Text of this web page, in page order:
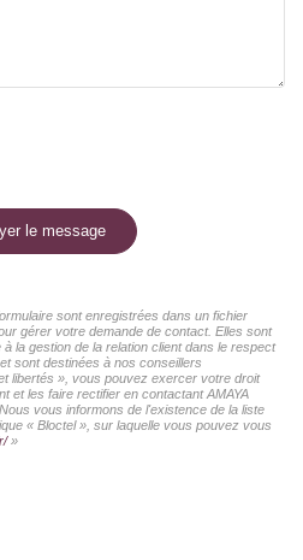
le message
sont enregistrées dans un fichier
gérer votre demande de contact. Elles sont
la gestion de la relation client dans le respect
sont destinées à nos conseillers
libertés », vous pouvez exercer votre droit
et les faire rectifier en contactant AMAYA
vous informons de l'existence de la liste
« Bloctel », sur laquelle vous pouvez vous
»